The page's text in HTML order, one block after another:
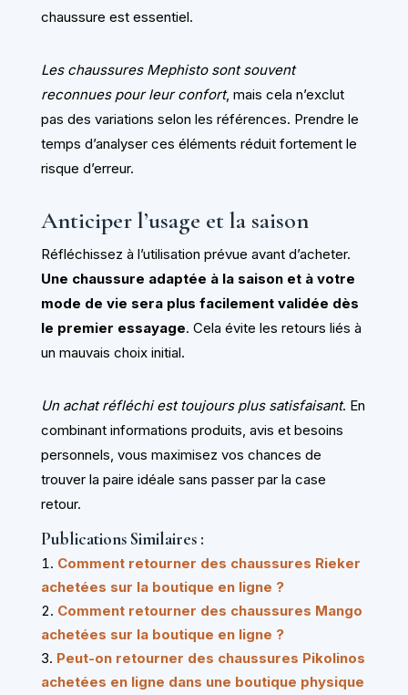
chaussure est essentiel.
Les chaussures Mephisto sont souvent
reconnues pour leur confort, mais cela n’exclut
pas des variations selon les références. Prendre le
temps d’analyser ces éléments réduit fortement le
risque d’erreur.
Anticiper l’usage et la saison
Réfléchissez à l’utilisation prévue avant d’acheter.
Une chaussure adaptée à la saison et à votre
mode de vie sera plus facilement validée dès
le premier essayage. Cela évite les retours liés à
un mauvais choix initial.
Un achat réfléchi est toujours plus satisfaisant. En
combinant informations produits, avis et besoins
personnels, vous maximisez vos chances de
trouver la paire idéale sans passer par la case
retour.
Publications Similaires :
Comment retourner des chaussures Rieker
achetées sur la boutique en ligne ?
Comment retourner des chaussures Mango
achetées sur la boutique en ligne ?
Peut-on retourner des chaussures Pikolinos
achetées en ligne dans une boutique physique